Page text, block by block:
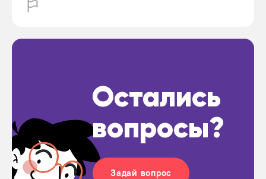
Остались
вопросы?
Задай вопрос